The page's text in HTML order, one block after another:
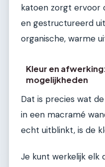
katoen zorgt ervoor
en gestructureerd
organische, warme
Kleur en
mogelijkheden
Dat is precies wat
in een macramé
echt uitblinkt, is de
Je kunt werkelijk elk